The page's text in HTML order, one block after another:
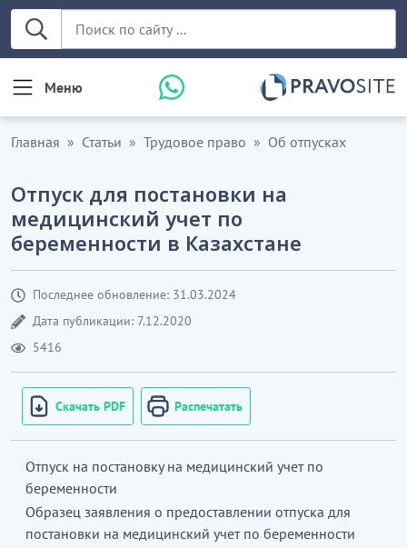
Меню
Главная Статьи Трудовое право Об отпусках
Отпуск для постановки на
медицинский учет по
беременности в Казахстане
Последнее обновление: 31.03.2024
Дата публикации: 7.12.2020
5416
Скачать PDF Распечатать
Отпуск на постановку на медицинский учет по
беременности
Образец заявления о предоставлении отпуска для
постановки на медицинский учет по беременности